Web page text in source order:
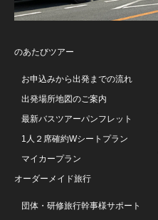
のあたびツアー
お申込みから出発までの流れ
出発場所地図のご案内
最新バスツアーパンフレット
1人２席確約Wシートプラン
マイカープラン
オーダーメイド旅行
団体・研修旅行幹事様サポート